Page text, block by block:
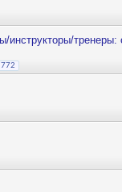
инструкторы/тренеры:
772